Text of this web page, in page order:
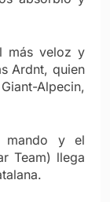
más veloz y
Ardnt, quien
Alpecin,
mando y el
Team) llega